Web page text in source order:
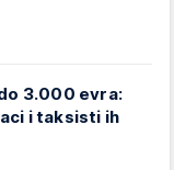
3.000 evra:
i taksisti ih